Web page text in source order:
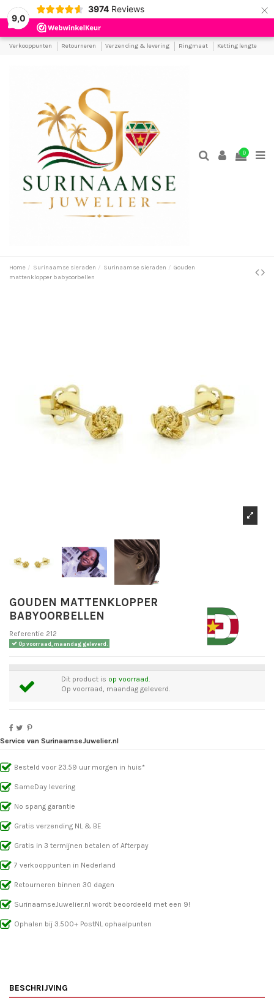
9,0
3974 Reviews ×
Verkooppunten Retourneren Verzending & levering Ringmaat Ketting lengte
0
Home Surinaamse sieraden Surinaamse sieraden
Gouden
mattenklopper babyoorbellen
GOUDEN MATTENKLOPPER
BABYOORBELLEN
Referentie 212
Op voorraad, maandag geleverd.
Dit product is op voorraad.
Op voorraad, maandag geleverd.
Service van SurinaamseJuwelier.nl
Besteld voor 23.59 uur morgen in huis*
SameDay levering
No spang garantie
Gratis verzending NL & BE
Gratis in 3 termijnen betalen of Afterpay
7 verkooppunten in Nederland
Retourneren binnen 30 dagen
SurinaamseJuwelier.nl wordt beoordeeld met een 9!
Ophalen bij 3.500+ PostNL ophaalpunten
BESCHRIJVING